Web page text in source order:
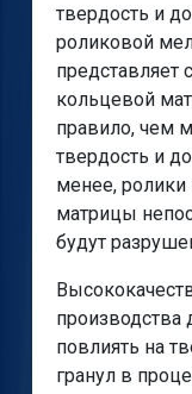
твердость и
роликовой
представляет
кольцевой
правило, чем
твердость и
менее, ролики
матрицы
будут
повлиять на
гранул в